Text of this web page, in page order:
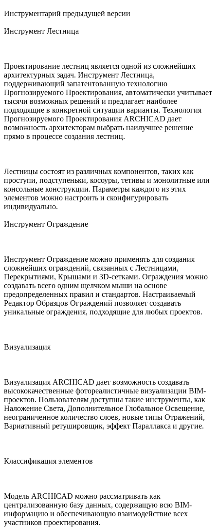
Инструментарий предыдущей версии
Инструмент Лестница
Проектирование лестниц является одной из сложнейших
архитектурных задач. Инструмент Лестница,
поддерживающий запатентованную технологию
Прогнозируемого Проектирования, автоматически учитывает
тысячи возможных решений и предлагает наиболее
подходящие в конкретной ситуации варианты. Технология
Прогнозируемого Проектирования ARCHICAD дает
возможность архитекторам выбрать наилучшее решение
прямо в процессе создания лестниц.
Лестницы состоят из различных компонентов, таких как
проступи, подступеньки, косоуры, тетивы и монолитные или
консольные конструкции. Параметры каждого из этих
элементов можно настроить и сконфигурировать
индивидуально.
Инструмент Ограждение
Инструмент Ограждение можно применять для создания
сложнейших ограждений, связанных с Лестницами,
Перекрытиями, Крышами и 3D-сетками. Ограждения можно
создавать всего одним щелчком мыши на основе
предопределенных правил и стандартов. Настраиваемый
Редактор Образцов Ограждений позволяет создавать
уникальные ограждения, подходящие для любых проектов.
Визуализация
Визуализация ARCHICAD дает возможность создавать
высококачественные фотореалистичные визуализации BIM-
проектов. Пользователям доступны такие инструменты, как
Наложение Света, Дополнительное Глобальное Освещение,
неограниченное количество слоев, новые типы Отражений,
Вариативный ретушировщик, эффект Параллакса и другие.
Классификация элементов
Модель ARCHICAD можно рассматривать как
централизованную базу данных, содержащую всю BIM-
информацию и обеспечивающую взаимодействие всех
участников проектирования.